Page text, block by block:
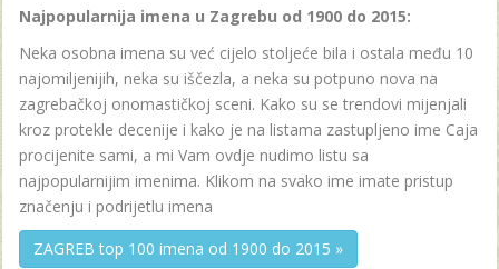
Najpopularnija imena u Zagrebu od 1900 do 2015:
Neka osobna imena su već cijelo stoljeće bila i ostala među 10
najomiljenijih, neka su iščezla, a neka su potpuno nova na
zagrebačkoj onomastičkoj sceni. Kako su se trendovi mijenjali
kroz protekle decenije i kako je na listama zastupljeno ime Caja
procijenite sami, a mi Vam ovdje nudimo listu sa
najpopularnijim imenima. Klikom na svako ime imate pristup
značenju i podrijetlu imena
ZAGREB top 100 imena od 1900 do 2015 »